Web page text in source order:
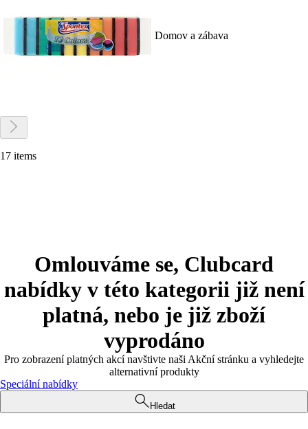
Domov a zábava
17 items
Omlouváme se, Clubcard
nabídky v této kategorii již není
platná, nebo je již zboží
vyprodáno
Pro zobrazení platných akcí navštivte naši Akční stránku a vyhledejte
alternativní produkty
Speciální nabídky
Hledat